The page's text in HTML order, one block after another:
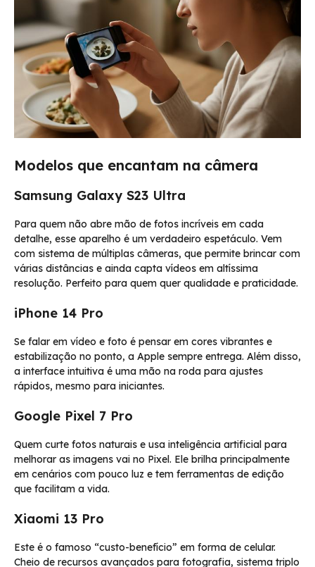
Modelos que encantam na câmera
Samsung Galaxy S23 Ultra
Para quem não abre mão de fotos incríveis em cada
detalhe, esse aparelho é um verdadeiro espetáculo. Vem
com sistema de múltiplas câmeras, que permite brincar com
várias distâncias e ainda capta vídeos em altíssima
resolução. Perfeito para quem quer qualidade e praticidade.
iPhone 14 Pro
Se falar em vídeo e foto é pensar em cores vibrantes e
estabilização no ponto, a Apple sempre entrega. Além disso,
a interface intuitiva é uma mão na roda para ajustes
rápidos, mesmo para iniciantes.
Google Pixel 7 Pro
Quem curte fotos naturais e usa inteligência artificial para
melhorar as imagens vai no Pixel. Ele brilha principalmente
em cenários com pouco luz e tem ferramentas de edição
que facilitam a vida.
Xiaomi 13 Pro
Este é o famoso “custo-benefício” em forma de celular.
Cheio de recursos avançados para fotografia, sistema triplo